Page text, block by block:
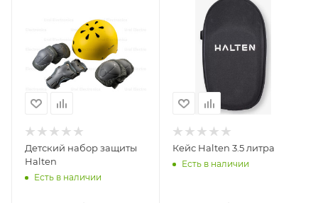
Детский набор защиты
Halten
Есть в наличии
Кейс Halten 3.5 литра
Есть в наличии